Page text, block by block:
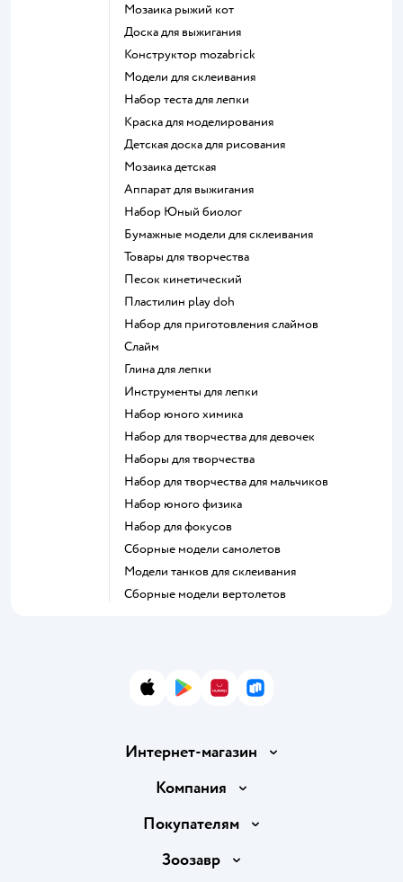
Мозаика рыжий кот
Доска для выжигания
Конструктор mozabrick
Модели для склеивания
Набор теста для лепки
Краска для моделирования
Детская доска для рисования
Мозаика детская
Аппарат для выжигания
набор Юный биолог
Бумажные модели для склеивания
Товары для творчества
Песок кинетический
Пластилин play doh
Набор для приготовления слаймов
Слайм
Глина для лепки
Инструменты для лепки
Набор юного химика
Набор для творчества для девочек
Наборы для творчества
Набор для творчества для мальчиков
Набор юного физика
Набор для фокусов
Сборные модели самолетов
Модели танков для склеивания
Сборные модели вертолетов
App StoreGoogle Play
AppGallery
RuStore
Интернет-магазин
Доставка и оплата
Обмен и возврат товара
Правила продажи
Компания
О компании
Инвесторам
Покупателям
Бонусные карты
Зоозавр